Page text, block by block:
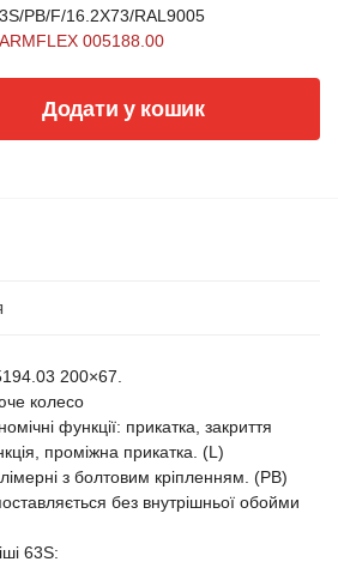
PB/F/16.2X73/RAL9005
005188.00
Додати у кошик
200×67.
колесо
функції: прикатка, закриття
проміжна прикатка. (L)
з болтовим кріпленням. (PB)
без внутрішньої обойми
63S: